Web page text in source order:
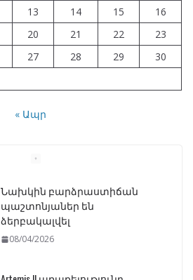
13 14 15
16
20 21 22
23
27 28 29
30
« Ապր
Նախկին բարձրաստիճան
պաշտոնյաներ են
ձերբակալվել
08/04/2026